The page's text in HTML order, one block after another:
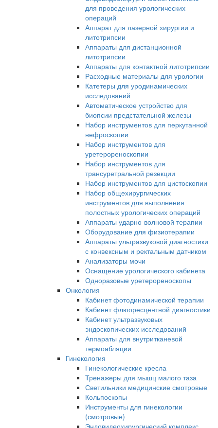
для проведения урологических
операций
Аппарат для лазерной хирургии и
литотрипсии
Аппараты для дистанционной
литотрипсии
Аппараты для контактной литотрипсии
Расходные материалы для урологии
Катетеры для уродинамических
исследований
Автоматическое устройство для
биопсии предстательной железы
Набор инструментов для перкутанной
нефроскопии
Набор инструментов для
уретерореноскопии
Набор инструментов для
трансуретральной резекции
Набор инструментов для цистоскопии
Набор общехирургических
инструментов для выполнения
полостных урологических операций
Аппараты ударно-волновой терапии
Оборудование для физиотерапии
Аппараты ультразвуковой диагностики
с конвексным и ректальным датчиком
Анализаторы мочи
Оснащение урологического кабинета
Одноразовые уретерореноскопы
Онкология
Кабинет фотодинамической терапии
Кабинет флюоресцентной диагностики
Кабинет ультразвуковых
эндоскопических исследований
Аппараты для внутритканевой
термоабляции
Гинекология
Гинекологические кресла
Тренажеры для мышц малого таза
Светильники медицинские смотровые
Кольпоскопы
Инструменты для гинекологии
(смотровые)